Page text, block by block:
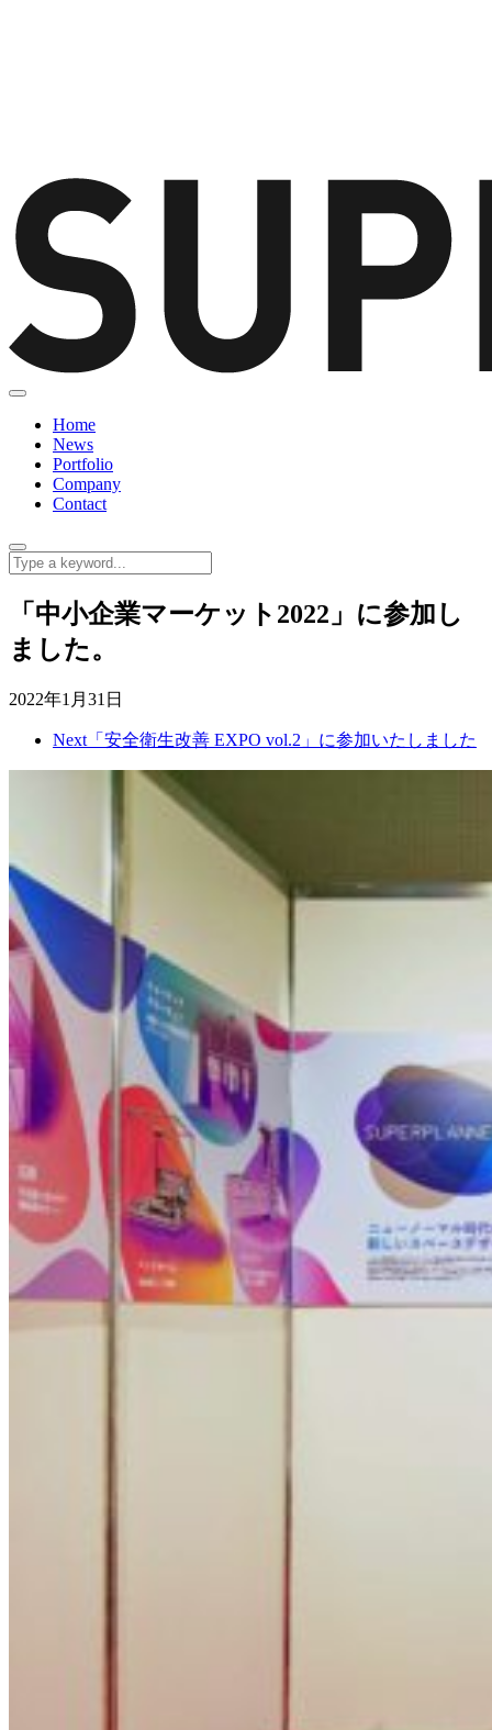
Home
News
Portfolio
Company
Contact
「中小企業マーケット2022」に参加し
ました。
2022年1月31日
Next 「安全衛生改善 EXPO vol.2」に参加いたしました